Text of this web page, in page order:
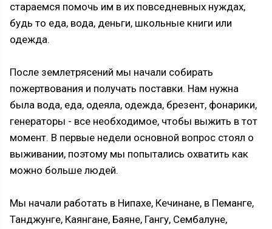
стараемся помочь им в их повседневных нуждах,
будь то еда, вода, деньги, школьные книги или
одежда.
После землетрясений мы начали собирать
пожертвования и получать поставки. Нам нужна
была вода, еда, одеяла, одежда, брезент, фонарики,
генераторы - все необходимое, чтобы выжить в тот
момент. В первые недели основной вопрос стоял о
выживании, поэтому мы попытались охватить как
можно больше людей.
Мы начали работать в Нипахе, Кечинане, в Пеманге,
Танджунге, Каянгане, Баяне, Гангу, Сембалуне,